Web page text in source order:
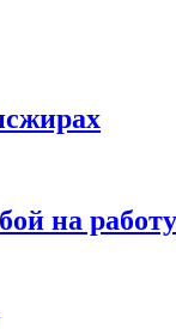
на работу